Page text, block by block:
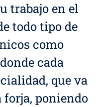
trabajo en el
todo tipo de
como
cada
que va
forja, poniendo